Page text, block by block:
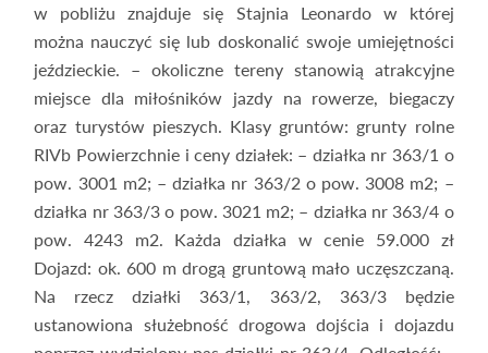
w pobliżu znajduje się Stajnia Leonardo w której
można nauczyć się lub doskonalić swoje umiejętności
jeździeckie. – okoliczne tereny stanowią atrakcyjne
miejsce dla miłośników jazdy na rowerze, biegaczy
oraz turystów pieszych. Klasy gruntów: grunty rolne
RIVb Powierzchnie i ceny działek: – działka nr 363/1 o
pow. 3001 m2; – działka nr 363/2 o pow. 3008 m2; –
działka nr 363/3 o pow. 3021 m2; – działka nr 363/4 o
pow. 4243 m2. Każda działka w cenie 59.000 zł
Dojazd: ok. 600 m drogą gruntową mało uczęszczaną.
Na rzecz działki 363/1, 363/2, 363/3 będzie
ustanowiona służebność drogowa dojścia i dojazdu